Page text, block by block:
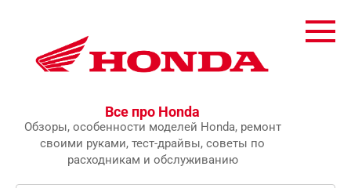
Все про Honda
Обзоры, особенности моделей Honda, ремонт
своими руками, тест-драйвы, советы по
расходникам и обслуживанию